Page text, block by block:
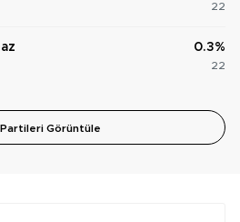
22
0.3%
22
Görüntüle